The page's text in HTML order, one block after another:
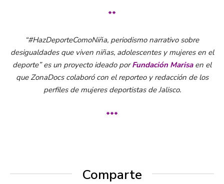
**
“#HazDeporteComoNiña, periodismo narrativo sobre
desigualdades que viven niñas, adolescentes y mujeres en el
deporte” es un proyecto ideado porFundación Marisa en el
que ZonaDocs colaboró con el reporteo y redacción de los
perfiles de mujeres deportistas de Jalisco.
***
Comparte